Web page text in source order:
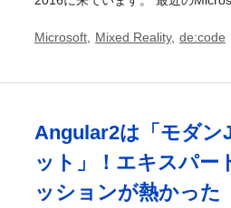
Microsoft Mixed Reality, de:code
Angular2は「モダン
ット」！エキスパー
ッションが熱かった